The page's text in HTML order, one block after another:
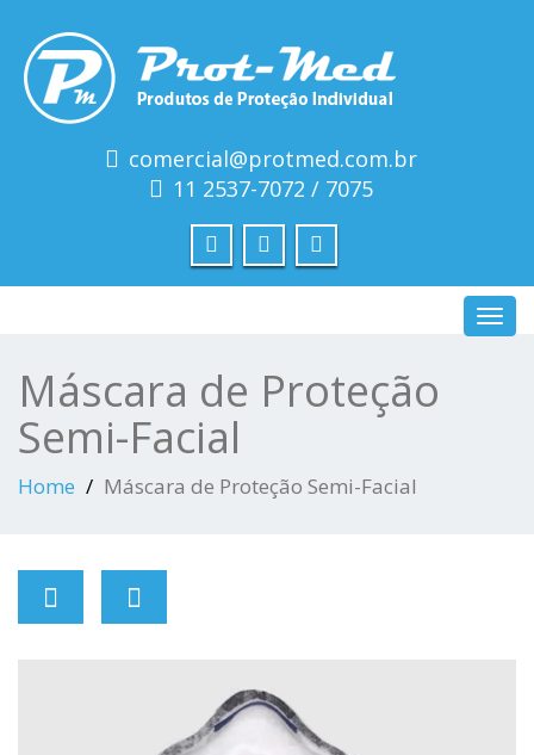
comercial@protmed.com.br
11 2537-7072 / 7075
Máscara de Proteção
Semi-Facial
Home Máscara de Proteção Semi-Facial